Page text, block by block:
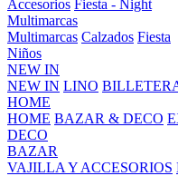
Accesorios Fiesta - Night
Multimarcas
Multimarcas Calzados Fiesta
Niños
NEW IN
NEW IN LINO
HOME
HOME BAZAR & DECO
DECO
BAZAR
VAJILLA Y ACCESORIOS